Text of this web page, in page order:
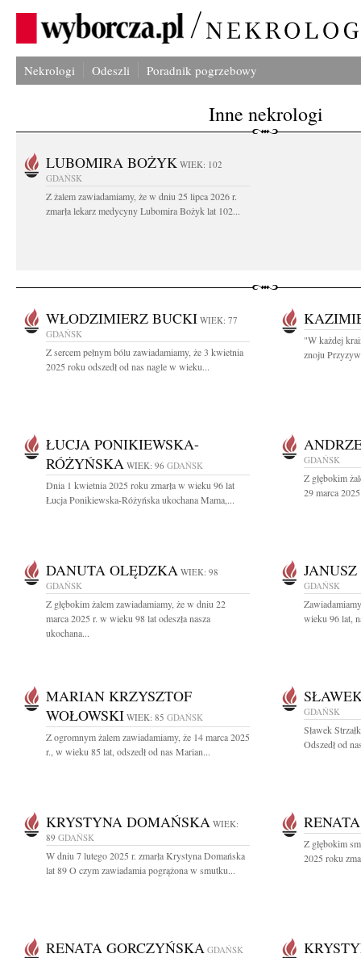
Nekrologi Odeszli Poradnik pogrzebowy
Inne nekrologi
LUBOMIRA BOŻYK WIEK: 102
GDAŃSK
Z żalem zawiadamiamy, że w dniu 25 lipca 2026 r.
zmarła lekarz medycyny Lubomira Bożyk lat 102...
WŁODZIMIERZ BUCKI WIEK: 77
GDAŃSK
Z sercem pełnym bólu zawiadamiamy, że 3 kwietnia
2025 roku odszedł od nas nagle w wieku...
"W każdej
znoju
ŁUCJA PONIKIEWSKA-
RÓŻYŃSKA WIEK: 96 GDAŃSK
Dnia 1 kwietnia 2025 roku zmarła w wieku 96 lat
Łucja Ponikiewska-Różyńska ukochana Mama,...
GDAŃSK
Z głębokim
29 marca
DANUTA OLĘDZKA WIEK: 98
GDAŃSK
Z głębokim żalem zawiadamiamy, że w dniu 22
marca 2025 r. w wieku 98 lat odeszła nasza
ukochana...
GDAŃSK
wieku 96 lat,
MARIAN KRZYSZTOF
WOŁOWSKI WIEK: 85 GDAŃSK
Z ogromnym żalem zawiadamiamy, że 14 marca 2025
r., w wieku 85 lat, odszedł od nas Marian...
GDAŃSK
Sławek
Odszedł od
KRYSTYNA DOMAŃSKA WIEK:
89 GDAŃSK
W dniu 7 lutego 2025 r. zmarła Krystyna Domańska
lat 89 O czym zawiadamia pogrążona w smutku...
Z głębokim
2025 roku
RENATA GORCZYŃSKA GDAŃSK